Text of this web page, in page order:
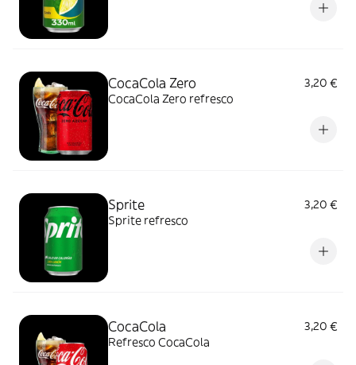
CocaCola Zero
3,20 €
CocaCola Zero refresco
Sprite
3,20 €
Sprite refresco
CocaCola
3,20 €
Refresco CocaCola